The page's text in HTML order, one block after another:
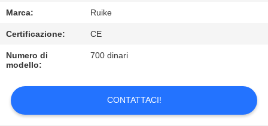
CONTROLLO
DELLA
QUALITÀ
CONTATTACI
Marca: Ruike
Certificazione: CE
Numero di
modello:
700 dinari
CONTATTACI!